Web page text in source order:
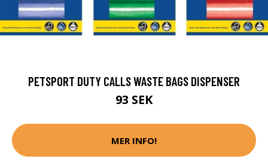
PETSPORT DUTY CALLS WASTE BAGS DISPENSER
93 SEK
MER INFO!